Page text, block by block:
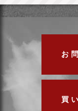
お
買